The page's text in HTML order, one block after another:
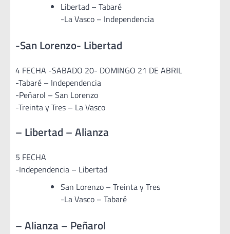
Libertad – Tabaré
-La Vasco – Independencia
-San Lorenzo- Libertad
4 FECHA -SABADO 20- DOMINGO 21 DE ABRIL
-Tabaré – Independencia
-Peñarol – San Lorenzo
-Treinta y Tres – La Vasco
– Libertad – Alianza
5 FECHA
-Independencia – Libertad
San Lorenzo – Treinta y Tres
-La Vasco – Tabaré
– Alianza – Peñarol